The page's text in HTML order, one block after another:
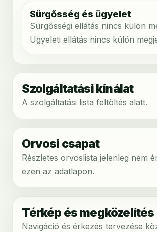
Sürgősség és ügyelet
Sürgősségi ellátás nincs külön
Ügyeleti ellátás nincs külön
Szolgáltatási kínálat
A szolgáltatási lista feltöltés alatt.
Orvosi csapat
Részletes orvoslista jelenleg nem
ezen az adatlapon.
Térkép és megközelítés
Navigáció és érkezés tervezése